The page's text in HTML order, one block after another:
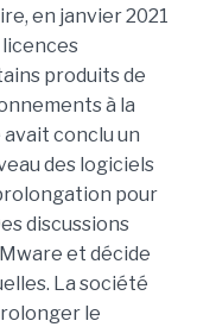
en janvier 2021
licences
produits de
à la
conclu un
des logiciels
pour
discussions
et décide
La société
le